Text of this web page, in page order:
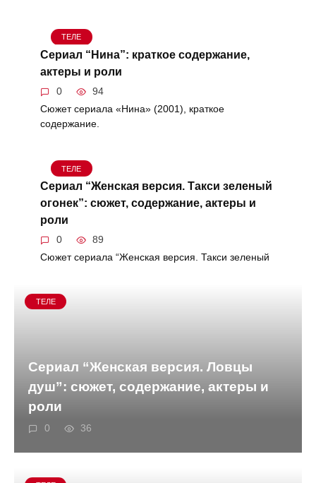
ТЕЛЕ
Сериал “Нина”: краткое содержание,
актеры и роли
0 94
Сюжет сериала «Нина» (2001), краткое
содержание.
ТЕЛЕ
Сериал “Женская версия. Такси зеленый
огонек”: сюжет, содержание, актеры и
роли
0 89
Сюжет сериала “Женская версия. Такси зеленый
ТЕЛЕ
Сериал “Женская версия. Ловцы
душ”: сюжет, содержание, актеры и
роли
0 36